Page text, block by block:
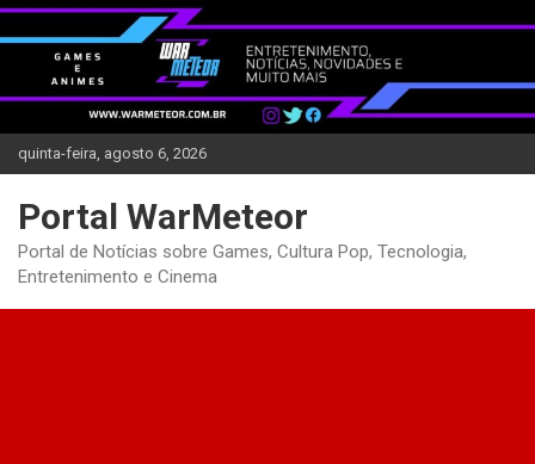
Skip
to
content
quinta-feira, agosto 6, 2026
Portal WarMeteor
Portal de Notícias sobre Games, Cultura Pop, Tecnologia,
Entretenimento e Cinema